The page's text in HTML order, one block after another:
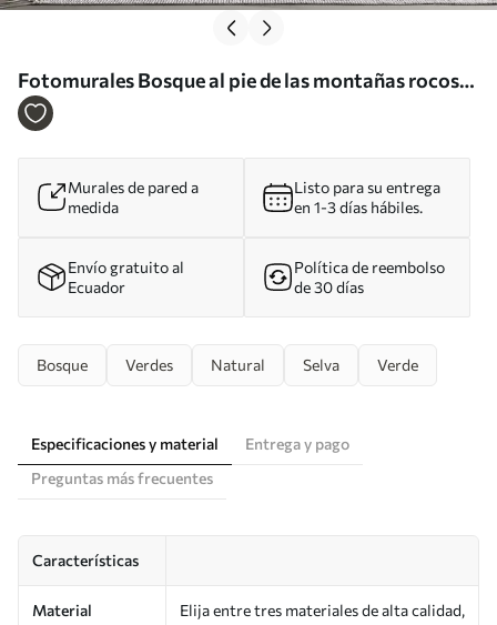
Fotomurales Bosque al pie de las montañas rocosas
imitación de acuarela Nr. w02587
Murales de pared a
medida
Listo para su entrega
en 1-3 días hábiles.
Envío gratuito al
Ecuador
Política de reembolso
de 30 días
Bosque Verdes Natural Selva Verde
Especificaciones y material
Entrega y pago
Preguntas más frecuentes
Características
Material
Elija entre tres materiales de alta calidad,